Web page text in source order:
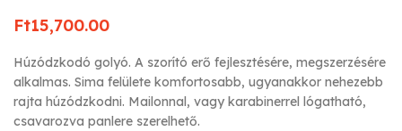
Ft15,700.00
Húzódzkodó golyó. A szorító erő fejlesztésére, megszerzésére
alkalmas. Sima felülete komfortosabb, ugyanakkor nehezebb
rajta húzódzkodni. Mailonnal, vagy karabinerrel lógatható,
csavarozva panlere szerelhető.